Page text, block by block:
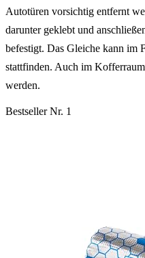
Autotüren vorsichtig entfernt
darunter geklebt und
befestigt. Das Gleiche kann im
stattfinden. Auch im
werden.
Bestseller Nr. 1